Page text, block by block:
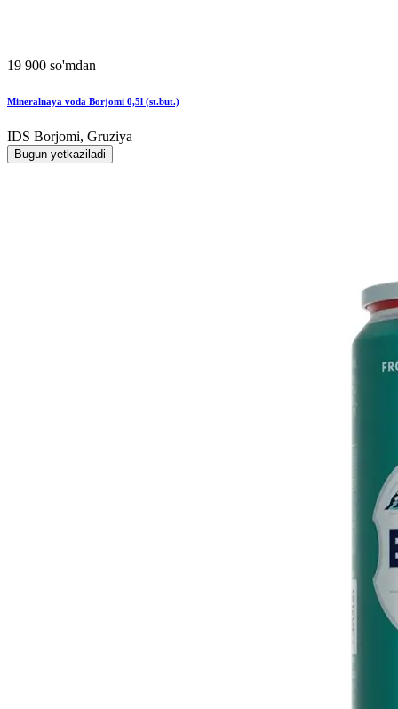
19 900 so'mdan
Mineralnaya voda Borjomi 0,5l (st.but.)
IDS Borjomi, Gruziya
Bugun yetkaziladi